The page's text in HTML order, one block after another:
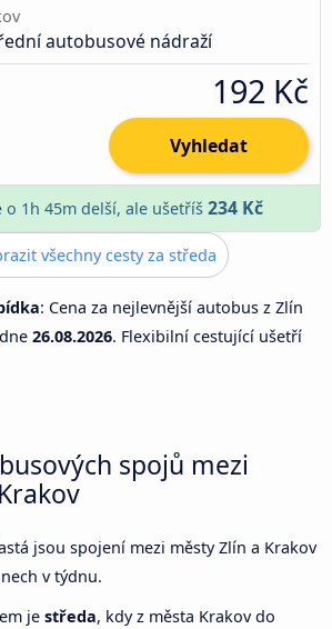
autobusové nádraží
192 Kč
Vyhledat
o 1h 45m delší, ale ušetříš 234 Kč
všechny cesty za středa
: Cena za nejlevnější autobus z Zlín
dne 26.08.2026. Flexibilní cestující ušetří
spojů mezi
jsou spojení mezi městy Zlín a Krakov
v týdnu.
je středa, kdy z města Krakov do